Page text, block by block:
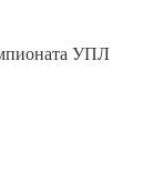
УПЛ